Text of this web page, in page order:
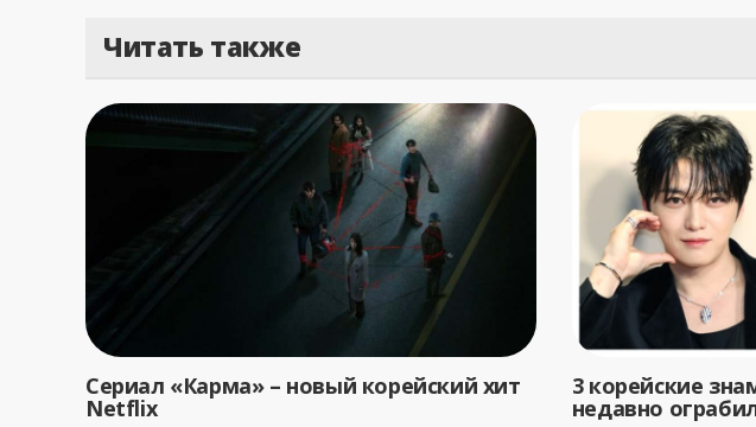
Читать также
Сериал «Карма» – новый корейский хит
Netflix
3 корейские
недавно